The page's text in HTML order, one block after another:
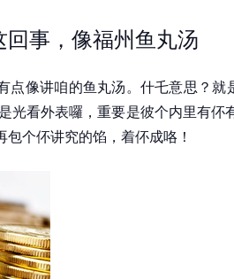
事，像福州鱼丸汤
点像讲咱的鱼丸汤。什乇意思？就
光看外表囉，重要是彼个内里有伓
个伓讲究的馅，着伓成咯！